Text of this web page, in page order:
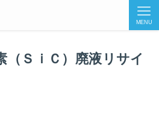
MENU
（ＳｉＣ）廃液リサイ